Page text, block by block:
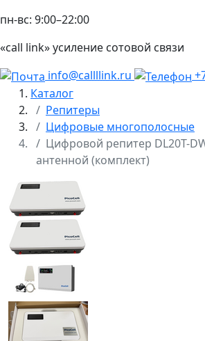
пн-вс: 9:00–22:00
«call link» усиление сотовой связи
info@callllink.ru
Каталог
Репитеры
Цифровые многополосные
Цифровой репитер DL20T-
антенной (комплект)